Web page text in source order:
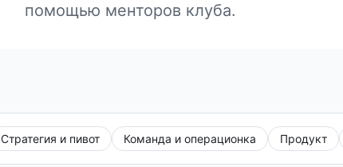
помощью менторов клуба.
Стратегия и пивот Команда и операционка Продукт